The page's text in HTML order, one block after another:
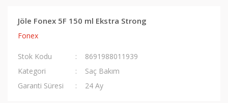
Jöle Fonex 5F 150 ml Ekstra Strong
Fonex
Stok Kodu
8691988011939
Kategori
Saç Bakım
Garanti Süresi
24 Ay